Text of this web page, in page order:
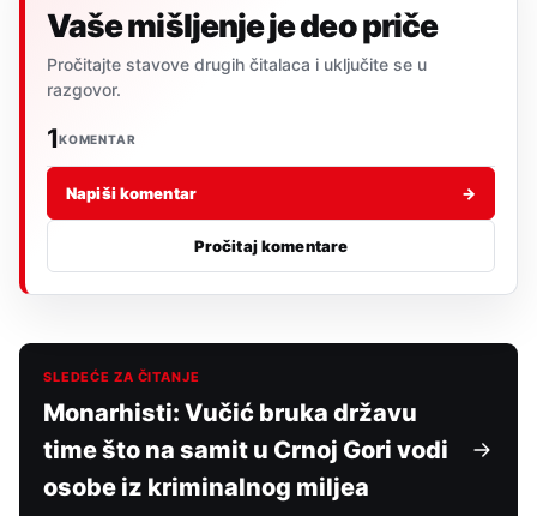
Vaše mišljenje je deo priče
Pročitajte stavove drugih čitalaca i uključite se u
razgovor.
1KOMENTAR
Napiši komentar →
Pročitaj komentare
SLEDEĆE ZA ČITANJE
Monarhisti: Vučić bruka državu
time što na samit u Crnoj Gori vodi
osobe iz kriminalnog miljea